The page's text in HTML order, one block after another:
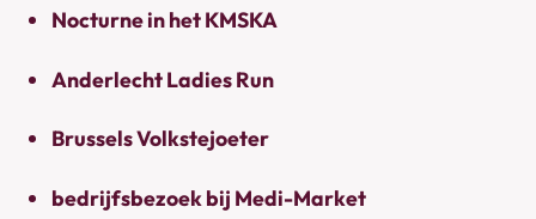
Nocturne in het KMSKA
Anderlecht Ladies Run
Brussels Volkstejoeter
bedrijfsbezoek bij Medi-Market